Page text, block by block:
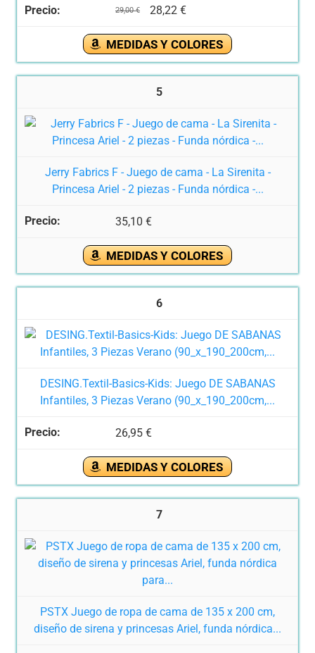
29,00 € 28,22 €
MEDIDAS Y COLORES
5
Jerry Fabrics F - Juego de cama - La Sirenita -
Princesa Ariel - 2 piezas - Funda nórdica -...
35,10 €
MEDIDAS Y COLORES
6
DESING.Textil-Basics-Kids: Juego DE SABANAS
Infantiles, 3 Piezas Verano (90_x_190_200cm,...
26,95 €
MEDIDAS Y COLORES
7
PSTX Juego de ropa de cama de 135 x 200 cm,
diseño de sirena y princesas Ariel, funda nórdica...